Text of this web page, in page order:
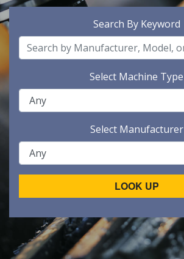
Search By Keyword
Select Machine Type
Select Manufacturer
LOOK UP